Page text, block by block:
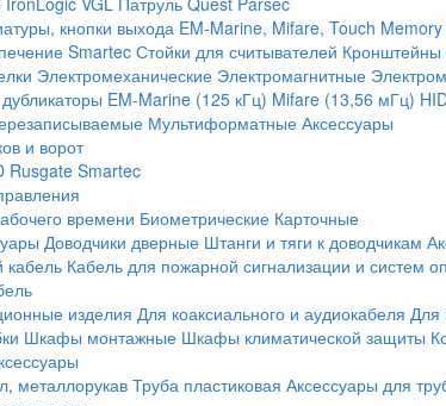
кнопки выхода EM-Marine, Mifare, Touch Memory
Smartec Стойки для считывателей Кронштейны
Электромеханические Электромагнитные
EM-Marine (125 кГц) Mifare (13,56 мГц)
Мультиформатные Аксессуары
и ворот
Rusgate Smartec
времени Биометрические Карточные
Доводчики дверные Штанги и тяги к доводчикам
кабель Кабель для пожарной сигнализации и систем
изделия Для коаксиального и аудиокабеля Для
Шкафы монтажные Шкафы климатической защиты
металлорукав Труба пластиковая Аксессуары для